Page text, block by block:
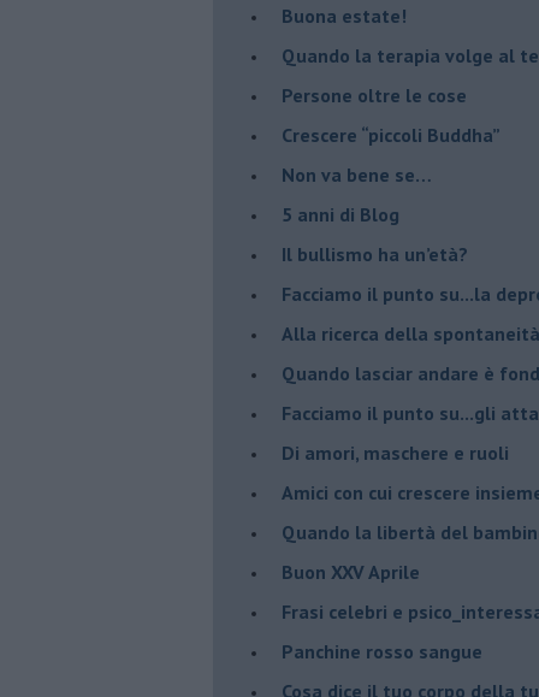
Buona estate!
​Quando la terapia volge al
​Persone oltre le cose
​Crescere “piccoli Buddha”
Non va bene se…
​5 anni di Blog
​Il bullismo ha un’età?
Facciamo il punto su...la
​Alla ricerca della spontaneità
​Quando lasciar andare è
Facciamo il punto su...gli
Di amori, maschere e ruoli
​Amici con cui crescere
​Quando la libertà del
Buon XXV Aprile
​Frasi celebri e
​Panchine rosso sangue
​Cosa dice il tuo corpo della